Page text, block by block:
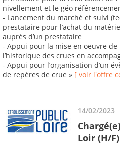
nivellement et le géo
- Lancement du marché et suivi
prestataire pour l’achat du
auprès d’un prestataire
- Appui pour la mise en oeuvre
l’historique des crues en
- Appui pour l’organisation d’un
de repères de crue » [ voir l'offre
14/02/2023
Loir (H/